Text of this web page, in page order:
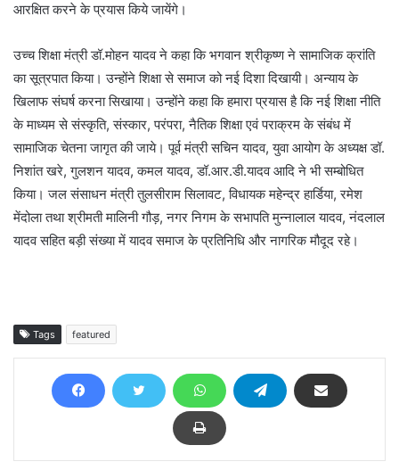
आरक्षित करने के प्रयास किये जायेंगे।
उच्च शिक्षा मंत्री डॉ.मोहन यादव ने कहा कि भगवान श्रीकृष्ण ने सामाजिक क्रांति
का सूत्रपात किया। उन्होंने शिक्षा से समाज को नई दिशा दिखायी। अन्याय के
खिलाफ संघर्ष करना सिखाया। उन्होंने कहा कि हमारा प्रयास है कि नई शिक्षा नीति
के माध्यम से संस्कृति, संस्कार, परंपरा, नैतिक शिक्षा एवं पराक्रम के संबंध में
सामाजिक चेतना जागृत की जाये। पूर्व मंत्री सचिन यादव, युवा आयोग के अध्यक्ष डॉ.
निशांत खरे, गुलशन यादव, कमल यादव, डॉ.आर.डी.यादव आदि ने भी सम्बोधित
किया। जल संसाधन मंत्री तुलसीराम सिलावट, विधायक महेन्द्र हार्डिया, रमेश
मेंदोला तथा श्रीमती मालिनी गौड़, नगर निगम के सभापति मुन्नालाल यादव, नंदलाल
यादव सहित बड़ी संख्या में यादव समाज के प्रतिनिधि और नागरिक मौदूद रहे।
Tags featured